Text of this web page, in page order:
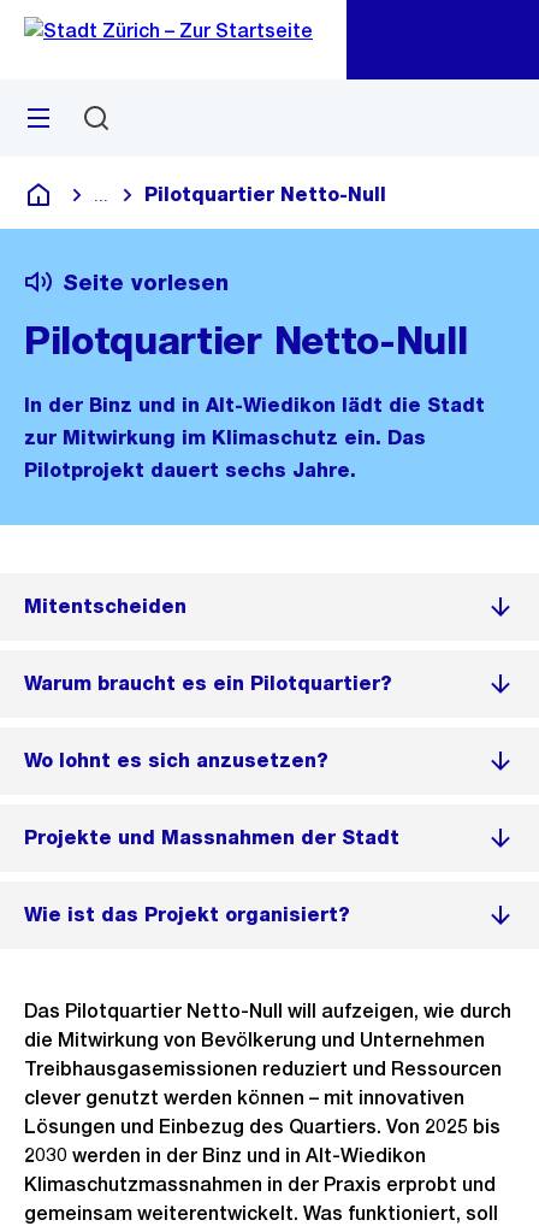
Navigation
Sprunglink
Menü
Deutsch
Blende alle Breadcrumbs ein
Pilotquartier Netto-Null
Seite vorlesen
Pilotquartier Netto-Null
In der Binz und in Alt-Wiedikon lädt die Stadt
zur Mitwirkung im Klimaschutz ein. Das
Pilotprojekt dauert sechs Jahre.
Mitentscheiden
Warum braucht es ein Pilotquartier?
Wo lohnt es sich anzusetzen?
Projekte und Massnahmen der Stadt
Wie ist das Projekt organisiert?
Das Pilotquartier Netto-Null will aufzeigen, wie durch
die Mitwirkung von Bevölkerung und Unternehmen
Treibhausgasemissionen reduziert und Ressourcen
clever genutzt werden können – mit innovativen
Lösungen und Einbezug des Quartiers. Von 2025 bis
2030 werden in der Binz und in Alt-Wiedikon
Klimaschutzmassnahmen in der Praxis erprobt und
gemeinsam weiterentwickelt. Was funktioniert, soll